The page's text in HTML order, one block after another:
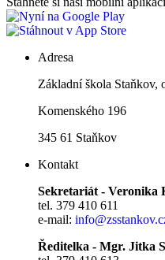
Adresa
Základní škola Staňkov,
Komenského 196
345 61 Staňkov
Kontakt
Sekretariát - Veronika
tel. 379 410 611
e-mail:
Ředitelka - Mgr. Jitka